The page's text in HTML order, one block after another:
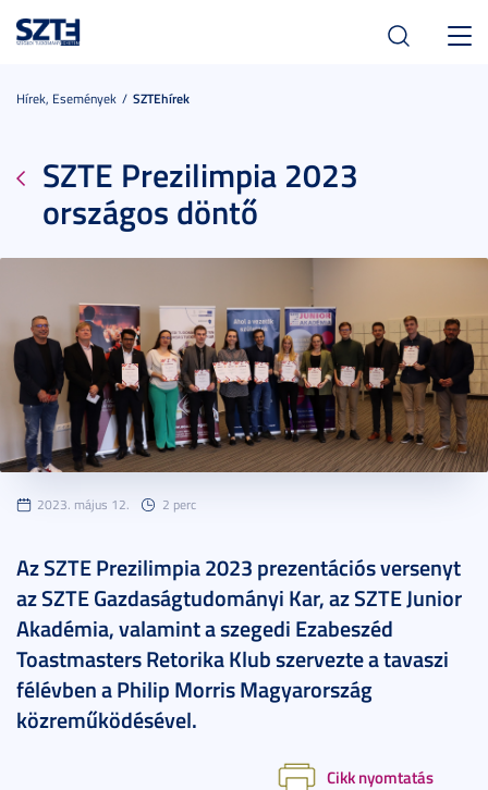
Hírek, Események SZTEhírek
SZTE Prezilimpia 2023
országos döntő
2023. május 12. 2 perc
Az SZTE Prezilimpia 2023 prezentációs versenyt
az SZTE Gazdaságtudományi Kar, az SZTE Junior
Akadémia, valamint a szegedi Ezabeszéd
Toastmasters Retorika Klub szervezte a tavaszi
félévben a Philip Morris Magyarország
közreműködésével.
Cikk nyomtatás